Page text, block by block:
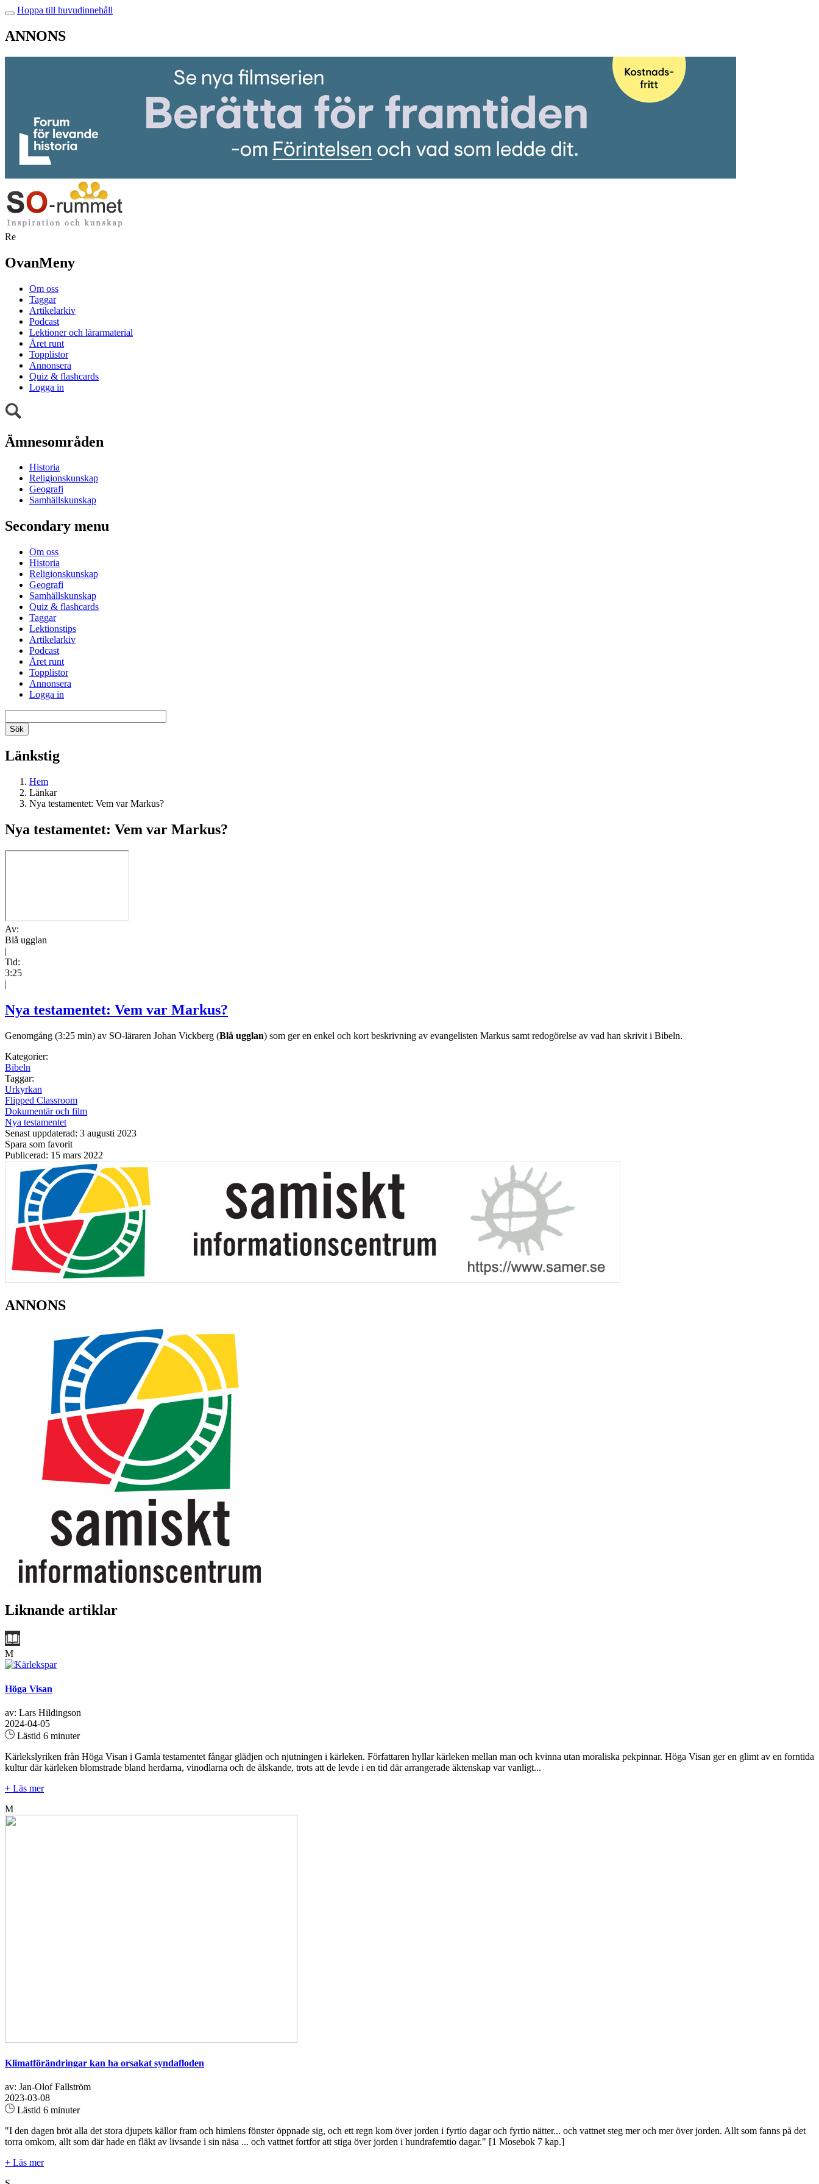
Hoppa till huvudinnehåll
ANNONS
Re
OvanMeny
Om oss
Taggar
Artikelarkiv
Podcast
Lektioner och lärarmaterial
Året runt
Topplistor
Annonsera
Quiz & flashcards
Logga in
Ämnesområden
Historia
Religionskunskap
Geografi
Samhällskunskap
Secondary menu
Om oss
Historia
Religionskunskap
Geografi
Samhällskunskap
Quiz & flashcards
Taggar
Lektionstips
Artikelarkiv
Podcast
Året runt
Topplistor
Annonsera
Logga in
Länkstig
Hem
Länkar
Nya testamentet: Vem var Markus?
Nya testamentet: Vem var Markus?
Av:
Blå ugglan
|
Tid:
3:25
|
Nya testamentet: Vem var Markus?
Genomgång (3:25 min) av SO-läraren Johan Vickberg (Blå ugglan) som ger en enkel och kort beskrivning av evangelisten Markus samt redogörelse av vad han skrivit i Bibeln.
Kategorier:
Bibeln
Taggar:
Urkyrkan
Flipped Classroom
Dokumentär och film
Nya testamentet
Senast uppdaterad: 3 augusti 2023
Spara som favorit
Publicerad: 15 mars 2022
ANNONS
Liknande artiklar
M
Höga Visan
av: Lars Hildingson
2024-04-05
Lästid 6 minuter
Kärlekslyriken från Höga Visan i Gamla testamentet fångar glädjen och njutningen i kärleken. Författaren hyllar kärleken mellan man och kvinna utan moraliska pekpinnar. Höga Visan ger en glimt av en forntida
kultur där kärleken blomstrade bland herdarna, vinodlarna och de älskande, trots att de levde i en tid där arrangerade äktenskap var vanligt...
+ Läs mer
M
Klimatförändringar kan ha orsakat syndafloden
av: Jan-Olof Fallström
2023-03-08
Lästid 6 minuter
"I den dagen bröt alla det stora djupets källor fram och himlens fönster öppnade sig, och ett regn kom över jorden i fyrtio dagar och fyrtio nätter... och vattnet steg mer och mer över jorden. Allt som fanns på det
torra omkom, allt som där hade en fläkt av livsande i sin näsa ... och vattnet fortfor att stiga över jorden i hundrafemtio dagar." [1 Mosebok 7 kap.]
+ Läs mer